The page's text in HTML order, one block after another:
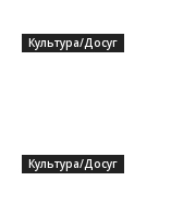
Культура/Досуг
Культура/Досуг